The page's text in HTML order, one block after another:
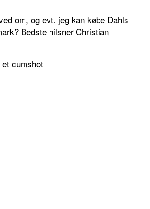
om, og evt. jeg kan købe Dahls
Bedste hilsner Christian
cumshot